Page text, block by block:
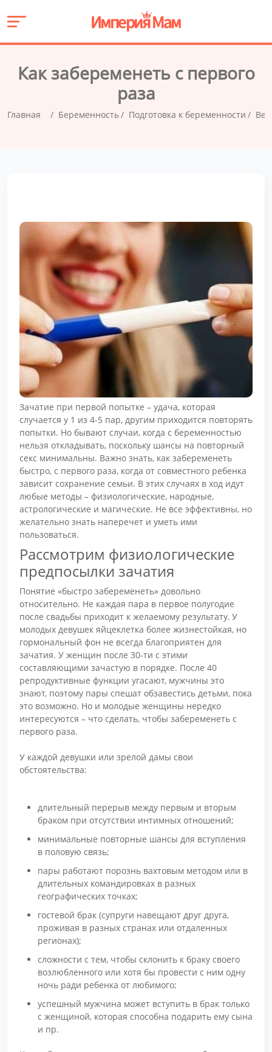
Как забеременеть с первого
раза
Главная Беременность Подготовка к беременности
Зачатие при первой попытке – удача, которая
случается у 1 из 4-5 пар, другим приходится повторять
попытки. Но бывают случаи, когда с беременностью
нельзя откладывать, поскольку шансы на повторный
секс минимальны. Важно знать, как забеременеть
быстро, с первого раза, когда от совместного ребенка
зависит сохранение семьи. В этих случаях в ход идут
любые методы – физиологические, народные,
астрологические и магические. Не все эффективны, но
желательно знать наперечет и уметь ими
пользоваться.
Рассмотрим физиологические
предпосылки зачатия
Понятие «быстро забеременеть» довольно
относительно. Не каждая пара в первое полугодие
после свадьбы приходит к желаемому результату. У
молодых девушек яйцеклетка более жизнестойкая, но
гормональный фон не всегда благоприятен для
зачатия. У женщин после 30-ти с этими
составляющими зачастую в порядке. После 40
репродуктивные функции угасают, мужчины это
знают, поэтому пары спешат обзавестись детьми, пока
это возможно. Но и молодые женщины нередко
интересуются – что сделать, чтобы забеременеть с
первого раза.
У каждой девушки или зрелой дамы свои
обстоятельства:
длительный перерыв между первым и вторым
браком при отсутствии интимных отношений;
минимальные повторные шансы для вступления
в половую связь;
пары работают порознь вахтовым методом или в
длительных командировках в разных
географических точках;
гостевой брак (супруги навещают друг друга,
проживая в разных странах или отдаленных
регионах);
сложности с тем, чтобы склонить к браку своего
возлюбленного или хотя бы провести с ним одну
ночь ради ребенка от любимого;
успешный мужчина может вступить в брак только
с женщиной, которая способна подарить ему сына
и пр.